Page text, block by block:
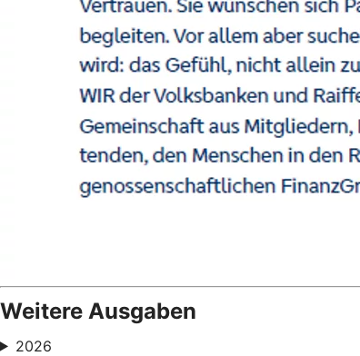
Weitere Ausgaben
2026